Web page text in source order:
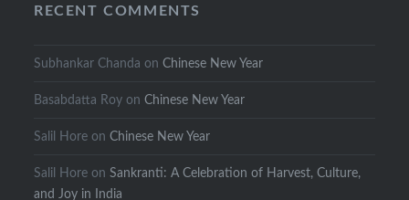
RECENT COMMENTS
Subhankar Chanda onChinese New Year
Basabdatta Roy onChinese New Year
Salil Hore onChinese New Year
Salil Hore onSankranti: A Celebration of Harvest, Culture,
and Joy in India